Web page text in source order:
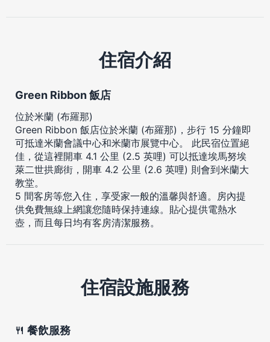
住宿介紹
Green Ribbon 飯店
位於米蘭 (布羅那)
Green Ribbon 飯店位於米蘭 (布羅那)，步行 15 分鐘即
可抵達米蘭會議中心和米蘭市展覽中心。 此民宿位置絕
佳，從這裡開車 4.1 公里 (2.5 英哩) 可以抵達埃馬努埃
萊二世拱廊街，開車 4.2 公里 (2.6 英哩) 則會到米蘭大
教堂。
5 間客房等您入住，享受家一般的溫馨與舒適。房內提
供免費無線上網讓您隨時保持連線。貼心提供電熱水
壺，而且每日均有客房清潔服務。
住宿設施服務
餐飲服務